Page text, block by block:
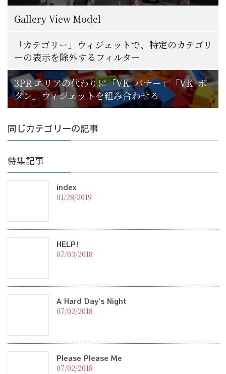
Gallery View Model
「カテゴリー」ウィジェットで、特定のカテゴリ
ーの表示を除外するフィルター
3PR エリアの代わりに「VK_バナー」「VK_ボ
タン」ウィジェットを組み合わせる
同じカテゴリーの記事
特集記事
index
01/28/2019
HELP!
07/03/2018
A Hard Day’s Night
07/02/2018
Please Please Me
07/02/2018